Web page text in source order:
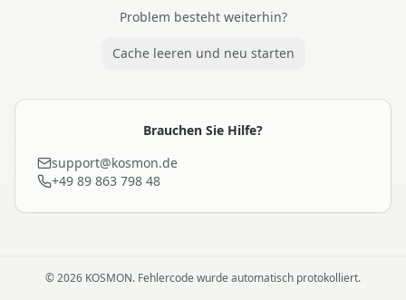
Problem besteht weiterhin?
Cache leeren und neu starten
Brauchen Sie Hilfe?
support@kosmon.de
+49 89 863 798 48
©2026 KOSMON. Fehlercode wurde automatisch protokolliert.